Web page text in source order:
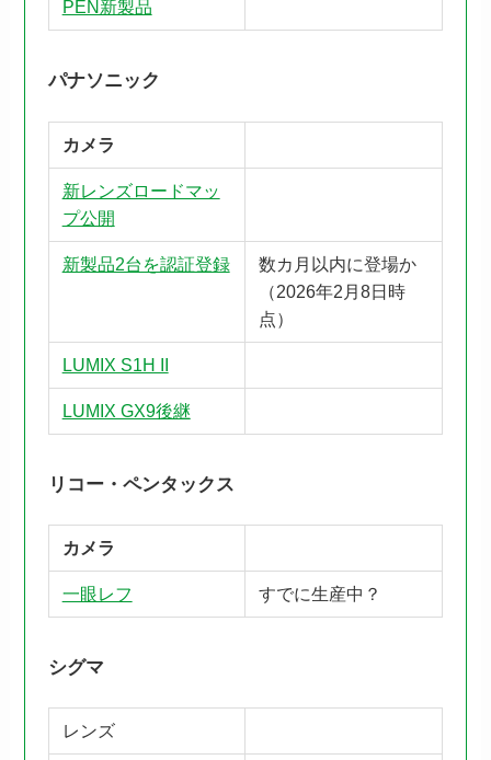
PEN新製品
パナソニック
カメラ
新レンズロードマッ
プ公開
新製品2台を認証登録
数カ月以内に登場か
（2026年2月8日時
点）
LUMIX S1H II
LUMIX GX9後継
リコー・ペンタックス
カメラ
一眼レフ すでに生産中？
シグマ
レンズ